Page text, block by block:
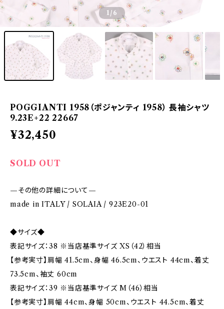
1 /6
POGGIANTI 1958（ポジャンティ 1958） 長袖シャツ
9.23E+22 22667
¥32,450
SOLD OUT
—その他の詳細について—
made in ITALY / SOLAIA / 923E20-01
◆サイズ◆
表記サイズ：38 ※当店基準サイズ XS（42）相当
【参考実寸】肩幅 41.5cm、身幅 46.5cm、ウエスト 44cm、着丈
73.5cm、袖丈 60cm
表記サイズ：39 ※当店基準サイズ M（46）相当
【参考実寸】肩幅 44cm、身幅 50cm、ウエスト 44.5cm、着丈